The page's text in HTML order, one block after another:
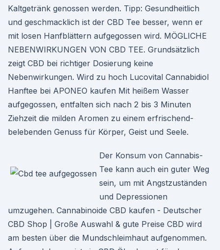
Kaltgetränk genossen werden. Tipp: Gesundheitlich
und geschmacklich ist der CBD Tee besser, wenn er
mit losen Hanfblättern aufgegossen wird. MÖGLICHE
NEBENWIRKUNGEN VON CBD TEE. Grundsätzlich
zeigt CBD bei richtiger Dosierung keine
Nebenwirkungen. Wird zu hoch Lucovital Cannabidiol
Hanftee bei APONEO kaufen Mit heißem Wasser
aufgegossen, entfalten sich nach 2 bis 3 Minuten
Ziehzeit die milden Aromen zu einem erfrischend-
belebenden Genuss für Körper, Geist und Seele.
Der Konsum von Cannabis-
Tee kann auch ein guter Weg
sein, um mit Angstzuständen
und Depressionen
umzugehen. Cannabinoide CBD kaufen - Deutscher
CBD Shop | Große Auswahl & gute Preise CBD wird
am besten über die Mundschleimhaut aufgenommen.